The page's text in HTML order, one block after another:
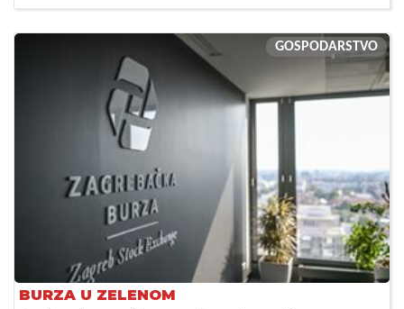
GOSPODARSTVO
BURZA U ZELENOM